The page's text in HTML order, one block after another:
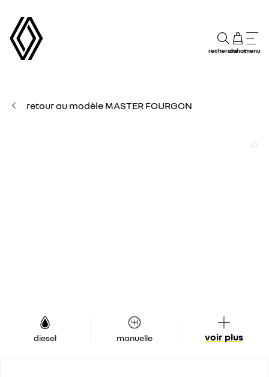
rechercheachatmenu
retour au modèle MASTER FOURGON
diesel manuelle voir plus